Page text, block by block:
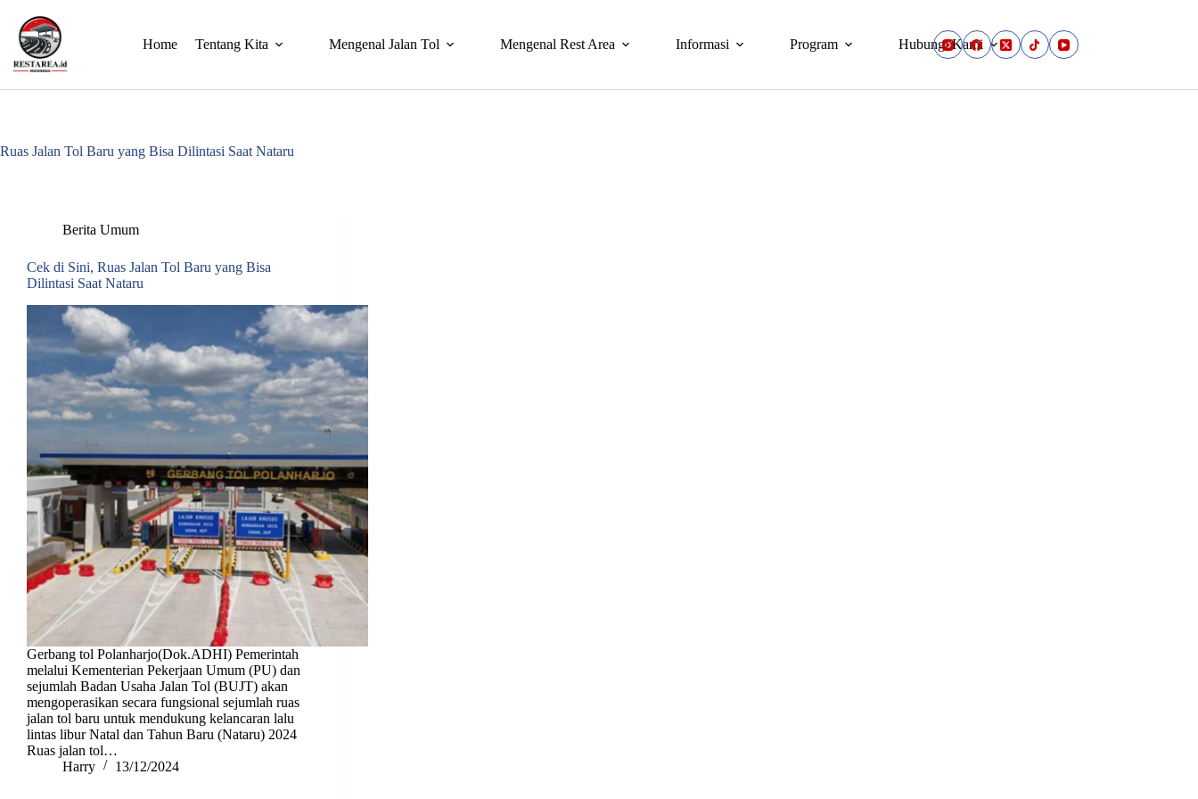
Home Tentang Kita Mengenal Jalan Tol Mengenal Rest Area Informasi Program Hubungi Kami
Ruas Jalan Tol Baru yang Bisa Dilintasi Saat Nataru
Berita Umum
Cek di Sini, Ruas Jalan Tol Baru yang Bisa
Dilintasi Saat Nataru
Gerbang tol Polanharjo(Dok.ADHI) Pemerintah
melalui Kementerian Pekerjaan Umum (PU) dan
sejumlah Badan Usaha Jalan Tol (BUJT) akan
mengoperasikan secara fungsional sejumlah ruas
jalan tol baru untuk mendukung kelancaran lalu
lintas libur Natal dan Tahun Baru (Nataru) 2024
Ruas jalan tol…
Harry
13/12/2024